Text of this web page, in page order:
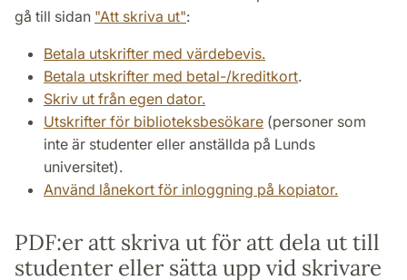
gå till sidan "Att skriva ut":
Betala utskrifter med värdebevis.
Betala utskrifter med betal-/kreditkort.
Skriv ut från egen dator.
Utskrifter för biblioteksbesökare (personer som
inte är studenter eller anställda på Lunds
universitet).
Använd lånekort för inloggning på kopiator.
PDF:er att skriva ut för att dela ut till
studenter eller sätta upp vid skrivare